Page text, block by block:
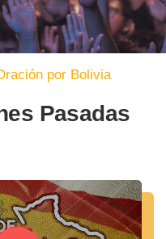
por Bolivia
Pasadas